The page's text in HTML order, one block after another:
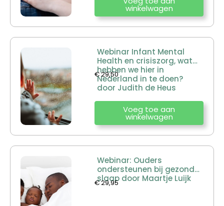
winkelwagen
Webinar Infant Mental
Health en crisiszorg, wat
hebben we hier in
Nederland in te doen?
door Judith de Heus
€29,50
Voeg toe aan
winkelwagen
Webinar: Ouders
ondersteunen bij gezonde
slaap door Maartje Luijk
€29,95